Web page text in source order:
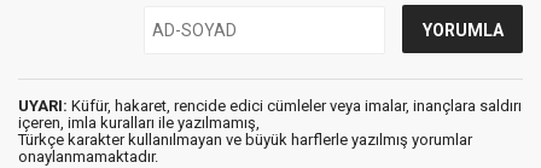
UYARI: Küfür, hakaret, rencide edici cümleler veya imalar, inançlara saldırı
içeren, imla kuralları ile yazılmamış,
Türkçe karakter kullanılmayan ve büyük harflerle yazılmış yorumlar
onaylanmamaktadır.